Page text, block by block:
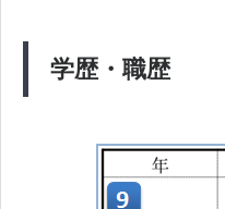
学歴・職歴